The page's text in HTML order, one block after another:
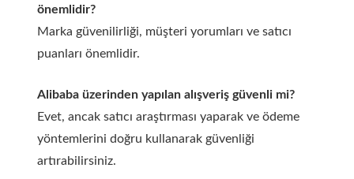
önemlidir?
Marka güvenilirliği, müşteri yorumları ve satıcı
puanları önemlidir.
Alibaba üzerinden yapılan alışveriş güvenli mi?
Evet, ancak satıcı araştırması yaparak ve ödeme
yöntemlerini doğru kullanarak güvenliği
artırabilirsiniz.